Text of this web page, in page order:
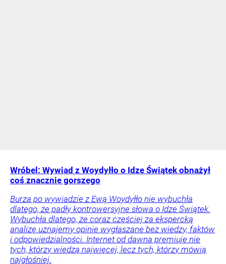
Wróbel: Wywiad z Woydyłło o Idze Świątek obnażył
coś znacznie gorszego
Burza po wywiadzie z Ewą Woydyłło nie wybuchła
dlatego, że padły kontrowersyjne słowa o Idze Świątek.
Wybuchła dlatego, że coraz częściej za ekspercką
analizę uznajemy opinie wygłaszane bez wiedzy, faktów
i odpowiedzialności. Internet od dawna premiuje nie
tych, którzy wiedzą najwięcej, lecz tych, którzy mówią
najgłośniej.